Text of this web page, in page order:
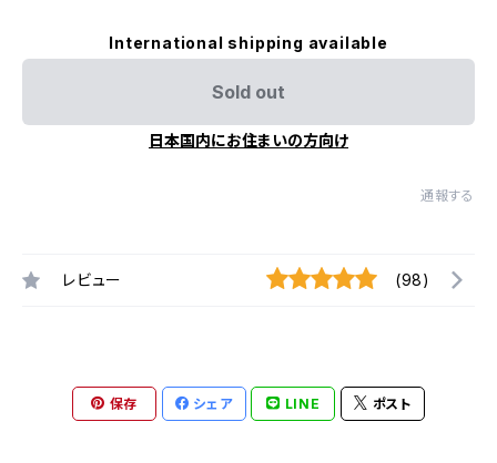
International shipping available
Sold out
日本国内にお住まいの方向け
通報する
レビュー (98)
保存 シェア LINE ポスト